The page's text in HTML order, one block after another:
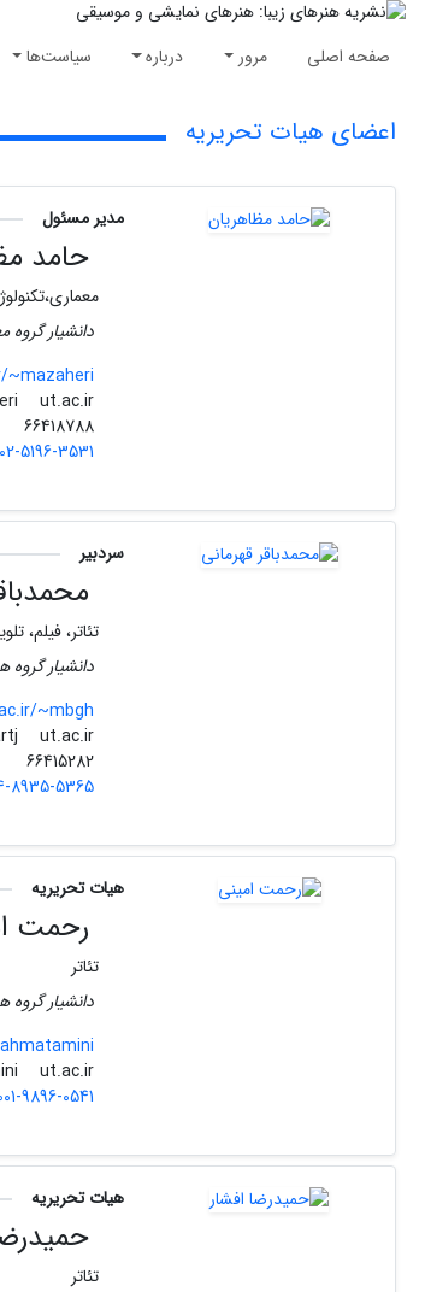
صفحه اصلی مرور درباره سیاست‌ها
اعضای هیات تحریریه
مدیر مسئول
حامد
دانشیار گروه
~mazaheri
mazaheri
ut.ac.ir
66418788
5196-3531
سردبیر
تئاتر، فیلم،
دانشیار گروه
~mbgh
fineartj
ut.ac.ir
66415282
8935-5365
هیات تحریریه
رحمت
تئاتر
دانشیار گروه
rahmatamini
ut.ac.ir
9896-0541
هیات تحریریه
تئاتر